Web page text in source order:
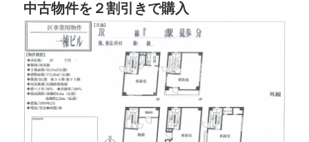
中古物件を２割引きで購入